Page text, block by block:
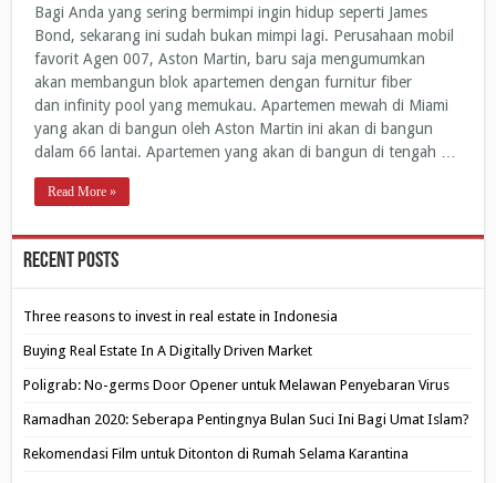
Bagi Anda yang sering bermimpi ingin hidup seperti James
Bond, sekarang ini sudah bukan mimpi lagi. Perusahaan mobil
favorit Agen 007, Aston Martin, baru saja mengumumkan
akan membangun blok apartemen dengan furnitur fiber
dan infinity pool yang memukau. Apartemen mewah di Miami
yang akan di bangun oleh Aston Martin ini akan di bangun
dalam 66 lantai. Apartemen yang akan di bangun di tengah …
Read More »
Recent Posts
Three reasons to invest in real estate in Indonesia
Buying Real Estate In A Digitally Driven Market
Poligrab: No-germs Door Opener untuk Melawan Penyebaran Virus
Ramadhan 2020: Seberapa Pentingnya Bulan Suci Ini Bagi Umat Islam?
Rekomendasi Film untuk Ditonton di Rumah Selama Karantina